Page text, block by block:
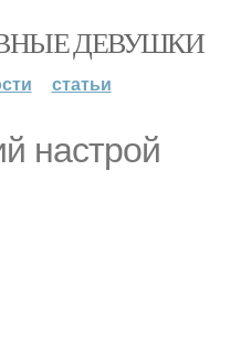
ДЕВУШКИ
статьи
настрой